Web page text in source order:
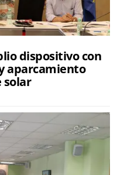
dispositivo con
aparcamiento
solar